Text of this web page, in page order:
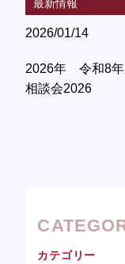
最新情報
2026/01/14
2026年 令和8
相談会2026
カテゴリー